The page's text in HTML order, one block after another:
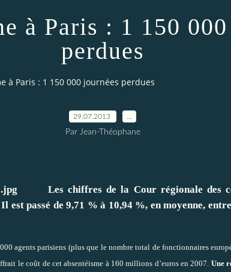
à Paris : 1 150
perdues
à Paris : 1 150 000 journées perdues
29.07.2013
Par Jean-Théophane
Les chiffres de la Cour régionale des
est passé de 9,71 % à 10,94 %, en moyenne,
agents parisiens (plus que le nombre total de fonctionnaires
le coût de cet absentéisme à 160 millions d’euros en 2007. Une